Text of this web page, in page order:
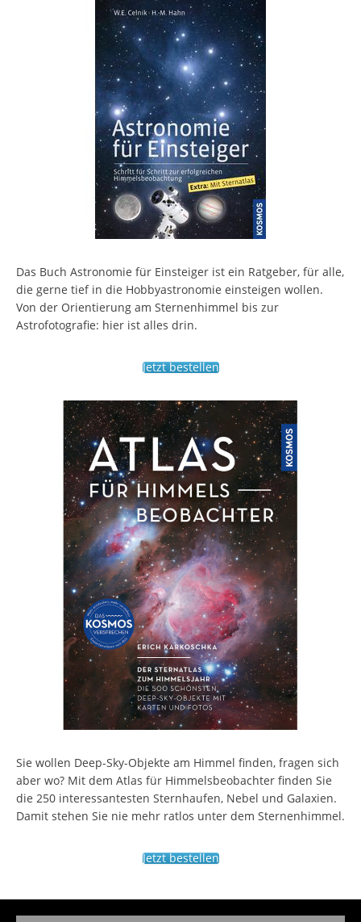
Das Buch Astronomie für Einsteiger ist ein Ratgeber, für alle,
die gerne tief in die Hobbyastronomie einsteigen wollen.
Von der Orientierung am Sternenhimmel bis zur
Astrofotografie: hier ist alles drin.
Jetzt bestellen
Sie wollen Deep-Sky-Objekte am Himmel finden, fragen sich
aber wo? Mit dem Atlas für Himmelsbeobachter finden Sie
die 250 interessantesten Sternhaufen, Nebel und Galaxien.
Damit stehen Sie nie mehr ratlos unter dem Sternenhimmel.
Jetzt bestellen